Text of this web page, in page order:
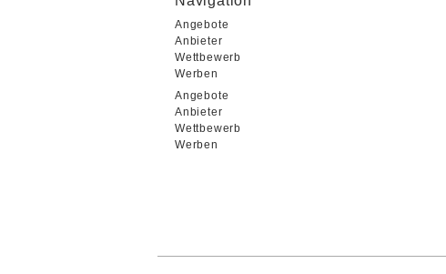
Angebote
Anbieter
Wettbewerb
Werben
Angebote
Anbieter
Wettbewerb
Werben